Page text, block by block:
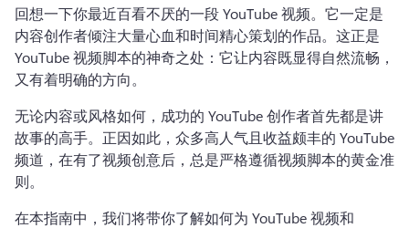
回想一下你最近百看不厌的一段 YouTube 视频。 它一定是
内容创作者倾注大量心血和时间精心策划的作品。 这正是
YouTube 视频脚本的神奇之处：它让内容既显得自然流畅，
又有着明确的方向。
无论内容或风格如何，成功的 YouTube 创作者首先都是讲
故事的高手。 正因如此，众多高人气且收益颇丰的 YouTube
频道，在有了视频创意后，总是严格遵循视频脚本的黄金准
则。
在本指南中，我们将带你了解如何为 YouTube 视频和